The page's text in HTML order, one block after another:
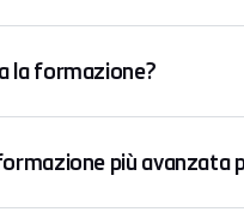
la formazione?
più avanzata